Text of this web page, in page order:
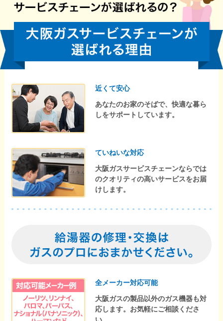
近くて安心
あなたのお家のそばで、快適な暮ら
しをサポートしています。
ていねいな対応
大阪ガスサービスチェーンならでは
のクオリティの高いサービスをお届
けします。
全メーカー対応可能
大阪ガスの製品以外のガス機器も対
応します。お気軽にご相談くださ